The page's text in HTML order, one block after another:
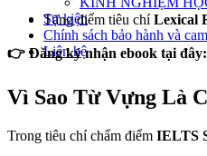
Sự kiện
Chính sách bảo hành và
Liên hệ
Tăng điểm tiêu chíLexical
👉 Đăng ký nhận ebook tại đây:
Vì Sao Từ Vựng Là
Trong tiêu chí chấm điểm IELTS